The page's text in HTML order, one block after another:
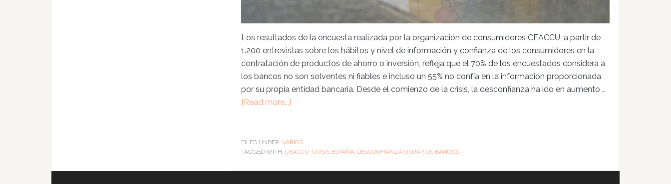
Los resultados de la encuesta realizada por la organización de consumidores CEACCU, a partir de
1.200 entrevistas sobre los hábitos y nivel de información y confianza de los consumidores en la
contratación de productos de ahorro o inversión, refleja que el 70% de los encuestados considera a
los bancos no son solventes ni fiables e incluso un 55% no confía en la información proporcionada
por su propia entidad bancaria. Desde el comienzo de la crisis, la desconfianza ha ido en aumento …
[Read more...]
FILED UNDER: VARIOS
TAGGED WITH: CEACCU, CRISIS ESPAÑA, DESCONFIANZA USUARIOS BANCOS